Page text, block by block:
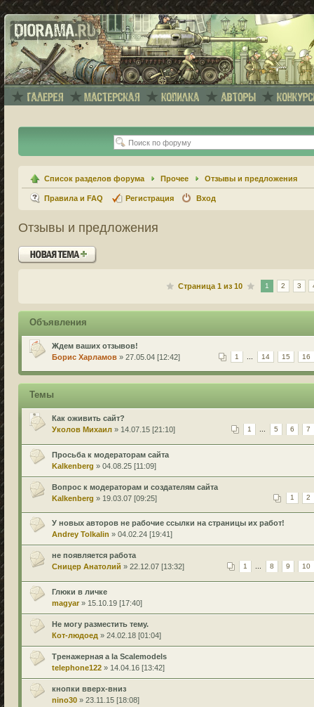
Список разделов форума Прочее Отзывы и предложения
Правила и FAQ Регистрация Вход
Отзывы и предложения
Новая тема
Страница1 из10 1 2 3
Объявления
Ждем ваших отзывов!
1 14 15 16
Борис Харламов » 27.05.04 [12:42]
Темы
Как оживить сайт?
1 ... 5 6 7
Уколов Михаил » 14.07.15 [21:10]
Просьба к модераторам сайта
Kalkenberg » 04.08.25 [11:09]
Вопрос к модераторам и создателям сайта
1 2
Kalkenberg » 19.03.07 [09:25]
У новых авторов не рабочие ссылки на страницы их работ!
Andrey Tolkalin » 04.02.24 [19:41]
не появляется работа
1 ... 8 9 10
Сницер Анатолий » 22.12.07 [13:32]
Глюки в личке
magyar» 15.10.19 [17:40]
Не могу разместить тему.
Кот-людоед » 24.02.18 [01:04]
Тренажерная a la Scalemodels
telephone122 » 14.04.16 [13:42]
кнопки вверх-вниз
nino30 » 23.11.15 [18:08]